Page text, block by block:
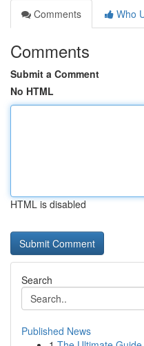
Comments
Who
Comments
Submit a Comment
No HTML
HTML is disabled
Search
Published News